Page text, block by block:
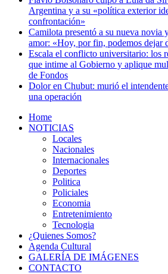
Argentina y a su «política exterior
confrontación»
Camilota presentó a su nueva novia
amor: «Hoy, por fin, podemos dejar
Escala el conflicto universitario: los
que intime al Gobierno y aplique
de Fondos
Dolor en Chubut: murió el
una operación
Home
NOTICIAS
Locales
Nacionales
Internacionales
Deportes
Politica
Policiales
Economia
Entretenimiento
Tecnologia
¿Quienes Somos?
Agenda Cultural
GALERÍA DE IMÁGENES
CONTACTO